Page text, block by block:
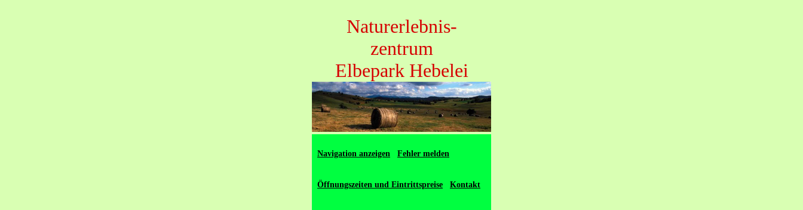
Naturerlebnis-
zentrum
Elbepark Hebelei
Navigation anzeigen Fehler melden
Öffnungszeiten und Eintrittspreise Kontakt